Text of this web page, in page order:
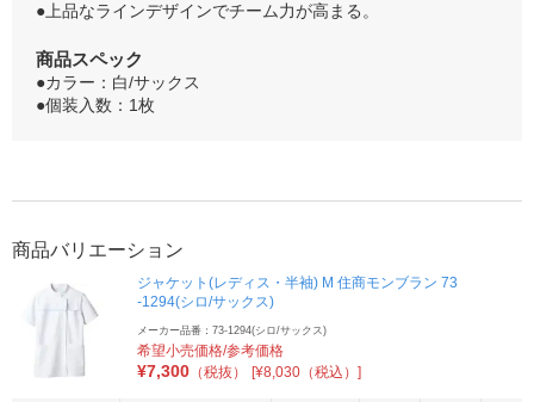
●上品なラインデザインでチーム力が高まる。
商品スペック
●カラー：白/サックス
●個装入数：1枚
商品バリエーション
ジャケット(レディス・半袖) M 住商モンブラン 73
-1294(シロ/サックス)
メーカー品番：73-1294(シロ/サックス)
希望小売価格/参考価格
¥7,300 （税抜） [¥8,030（税込）]